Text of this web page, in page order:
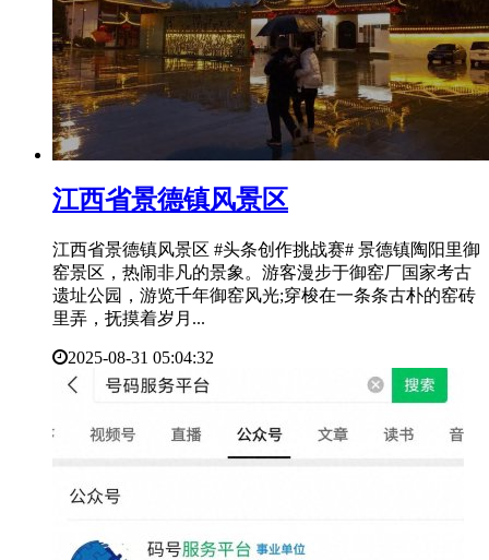
​江西省景德镇风景区
江西省景德镇风景区 #头条创作挑战赛# 景德镇陶阳里御
窑景区，热闹非凡的景象。游客漫步于御窑厂国家考古
遗址公园，游览千年御窑风光;穿梭在一条条古朴的窑砖
里弄，抚摸着岁月...
2025-08-31 05:04:32